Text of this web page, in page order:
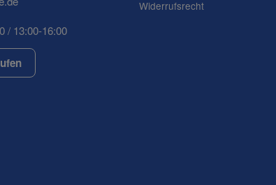
/ 13:00-16:00
Widerrufsrecht